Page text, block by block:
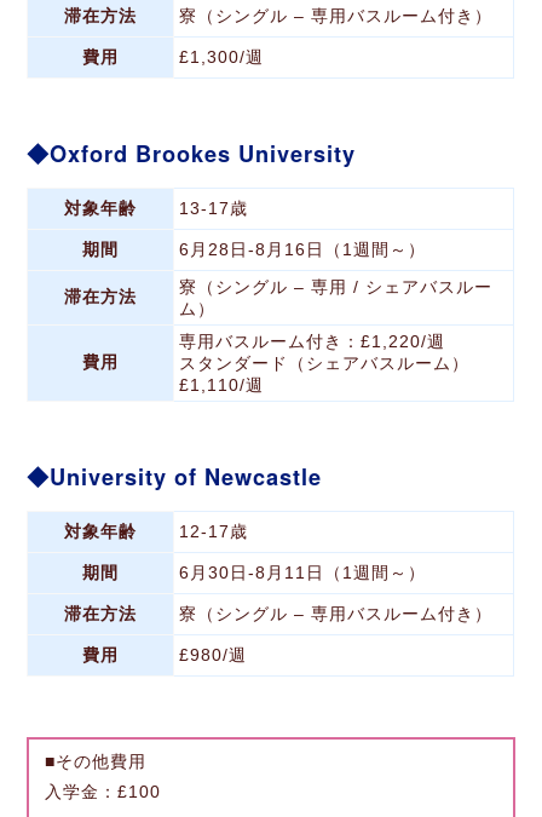
滞在方法 寮（シングル – 専用バスルーム付き）
費用 £1,300/週
Oxford Brookes University
対象年齢 13-17歳
期間 6月28日-8月16日（1週間～）
滞在方法
寮（シングル – 専用 / シェアバスルー
ム）
費用
専用バスルーム付き：£1,220/週
スタンダード（シェアバスルーム）
£1,110/週
University of Newcastle
対象年齢 12-17歳
期間 6月30日-8月11日（1週間～）
滞在方法 寮（シングル – 専用バスルーム付き）
費用 £980/週
■その他費用
入学金：£100